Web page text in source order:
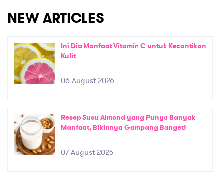
NEW ARTICLES
Ini Dia Manfaat Vitamin C untuk Kecantikan
Kulit
06 August 2026
Resep Susu Almond yang Punya Banyak
Manfaat, Bikinnya Gampang Banget!
07 August 2026